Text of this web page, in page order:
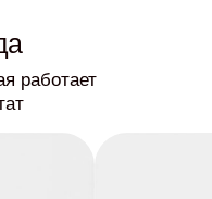
работает